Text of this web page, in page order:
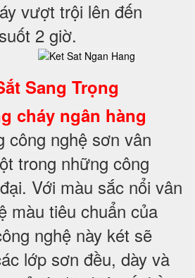
vượt trội lên đến
2 giờ.
Sang Trọng
cháy ngân hàng
công nghệ sơn vân
trong những công
Với màu sắc nổi vân
màu tiêu chuẩn của
nghệ này két sẽ
lớp sơn đều, dày và